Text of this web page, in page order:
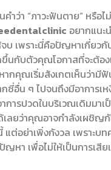
ำว่า “ภาวะฟันตาย” หรือไ
อยากแนะ
บ เพราะนี่คือปัญหาเกี่ยว
ขึ้นกับตัวคุณโอกาสที่จะต้อ
ากคุณเริ่มสังเกตเห็นว่ามี
ซี่อื่น ๆ ไปจนถึงมีอาการเ
การปวดในบริเวณเดิมมาเ
เลยว่าคุณอาจกำลังเผชิ
แต่อย่าเพิ่งกังวล เพราะบ
ญหา เพื่อไม่ให้เป็นการเสีย